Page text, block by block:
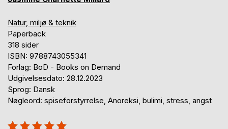
Natur, miljø & teknik
Paperback
318 sider
ISBN: 9788743055341
Forlag: BoD - Books on Demand
Udgivelsesdato: 28.12.2023
Sprog: Dansk
Nøgleord: spiseforstyrrelse, Anoreksi, bulimi, stress, angst
Anmeldelse::